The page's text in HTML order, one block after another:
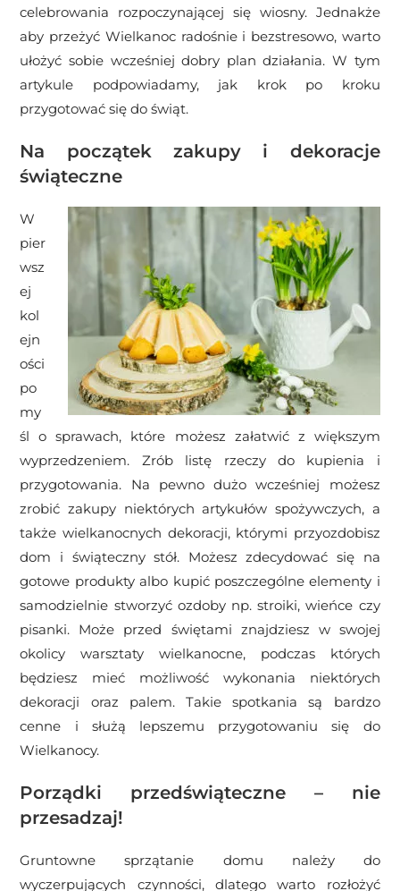
celebrowania rozpoczynającej się wiosny. Jednakże
aby przeżyć Wielkanoc radośnie i bezstresowo, warto
ułożyć sobie wcześniej dobry plan działania. W tym
artykule podpowiadamy, jak krok po kroku
przygotować się do świąt.
Na początek zakupy i dekoracje
świąteczne
W
pier
wsz
ej
kol
ejn
ości
po
my
śl o sprawach, które możesz załatwić z większym
wyprzedzeniem. Zrób listę rzeczy do kupienia i
przygotowania. Na pewno dużo wcześniej możesz
zrobić zakupy niektórych artykułów spożywczych, a
także wielkanocnych dekoracji, którymi przyozdobisz
dom i świąteczny stół. Możesz zdecydować się na
gotowe produkty albo kupić poszczególne elementy i
samodzielnie stworzyć ozdoby np. stroiki, wieńce czy
pisanki. Może przed świętami znajdziesz w swojej
okolicy warsztaty wielkanocne, podczas których
będziesz mieć możliwość wykonania niektórych
dekoracji oraz palem. Takie spotkania są bardzo
cenne i służą lepszemu przygotowaniu się do
Wielkanocy.
Porządki przedświąteczne – nie
przesadzaj!
Gruntowne sprzątanie domu należy do
wyczerpujących czynności, dlatego warto rozłożyć